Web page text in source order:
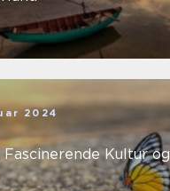
2024
Fascinerende Kultur